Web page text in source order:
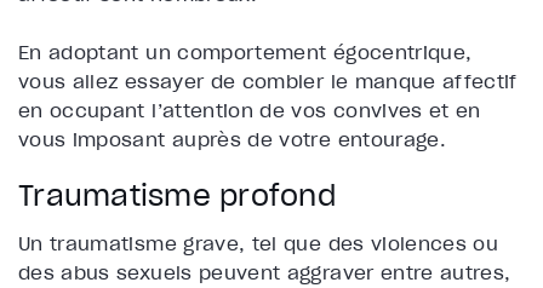
En adoptant un comportement égocentrique,
vous allez essayer de combler le manque affectif
en occupant l’attention de vos convives et en
vous imposant auprès de votre entourage.
Traumatisme profond
Un traumatisme grave, tel que des violences ou
des abus sexuels peuvent aggraver entre autres,